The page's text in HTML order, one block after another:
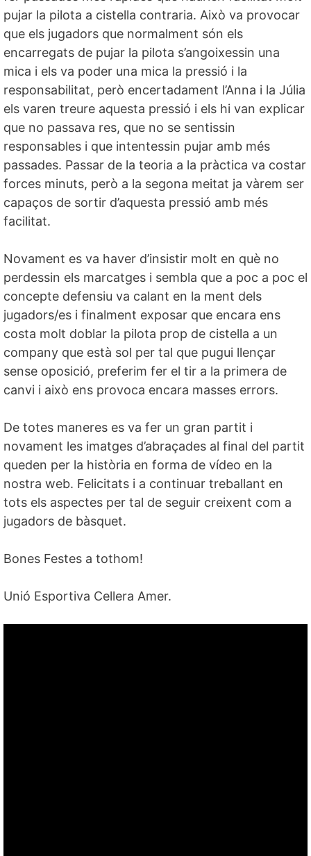
pujar la pilota a cistella contraria. Això va provocar
que els jugadors que normalment són els
encarregats de pujar la pilota s’angoixessin una
mica i els va poder una mica la pressió i la
responsabilitat, però encertadament l’Anna i la Júlia
els varen treure aquesta pressió i els hi van explicar
que no passava res, que no se sentissin
responsables i que intentessin pujar amb més
passades. Passar de la teoria a la pràctica va costar
forces minuts, però a la segona meitat ja vàrem ser
capaços de sortir d’aquesta pressió amb més
facilitat.
Novament es va haver d’insistir molt en què no
perdessin els marcatges i sembla que a poc a poc el
concepte defensiu va calant en la ment dels
jugadors/es i finalment exposar que encara ens
costa molt doblar la pilota prop de cistella a un
company que està sol per tal que pugui llençar
sense oposició, preferim fer el tir a la primera de
canvi i això ens provoca encara masses errors.
De totes maneres es va fer un gran partit i
novament les imatges d’abraçades al final del partit
queden per la història en forma de vídeo en la
nostra web. Felicitats i a continuar treballant en
tots els aspectes per tal de seguir creixent com a
jugadors de bàsquet.
Bones Festes a tothom!
Unió Esportiva Cellera Amer.